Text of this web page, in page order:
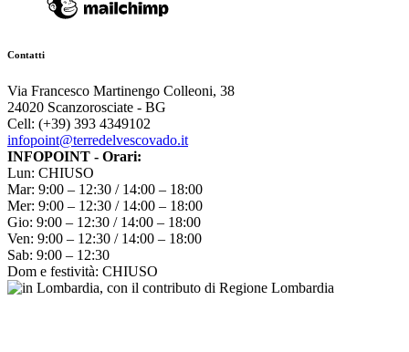
Contatti
Via Francesco Martinengo Colleoni, 38
24020 Scanzorosciate - BG
Cell: (+39) 393 4349102
infopoint@terredelvescovado.it
INFOPOINT - Orari:
Lun: CHIUSO
Mar: 9:00 – 12:30 / 14:00 – 18:00
Mer: 9:00 – 12:30 / 14:00 – 18:00
Gio: 9:00 – 12:30 / 14:00 – 18:00
Ven: 9:00 – 12:30 / 14:00 – 18:00
Sab: 9:00 – 12:30
Dom e festività: CHIUSO